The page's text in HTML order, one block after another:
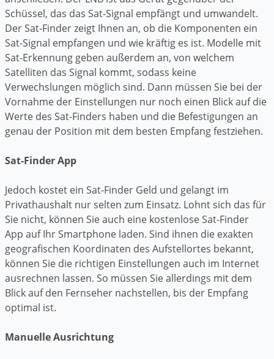
Schüssel, das das Sat-Signal empfängt und umwandelt.
Der Sat-Finder zeigt Ihnen an, ob die Komponenten ein
Sat-Signal empfangen und wie kräftig es ist. Modelle mit
Sat-Erkennung geben außerdem an, von welchem
Satelliten das Signal kommt, sodass keine
Verwechslungen möglich sind. Dann müssen Sie bei der
Vornahme der Einstellungen nur noch einen Blick auf die
Werte des Sat-Finders haben und die Befestigungen an
genau der Position mit dem besten Empfang festziehen.
Sat-Finder App
Jedoch kostet ein Sat-Finder Geld und gelangt im
Privathaushalt nur selten zum Einsatz. Lohnt sich das für
Sie nicht, können Sie auch eine kostenlose Sat-Finder
App auf Ihr Smartphone laden. Sind ihnen die exakten
geografischen Koordinaten des Aufstellortes bekannt,
können Sie die richtigen Einstellungen auch im Internet
ausrechnen lassen. So müssen Sie allerdings mit dem
Blick auf den Fernseher nachstellen, bis der Empfang
optimal ist.
Manuelle Ausrichtung